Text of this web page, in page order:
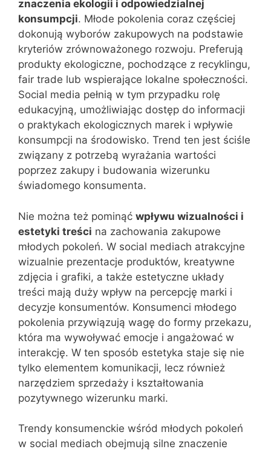
znaczenia ekologii i odpowiedzialnej
konsumpcji. Młode pokolenia coraz częściej
dokonują wyborów zakupowych na podstawie
kryteriów zrównoważonego rozwoju. Preferują
produkty ekologiczne, pochodzące z recyklingu,
fair trade lub wspierające lokalne społeczności.
Social media pełnią w tym przypadku rolę
edukacyjną, umożliwiając dostęp do informacji
o praktykach ekologicznych marek i wpływie
konsumpcji na środowisko. Trend ten jest ściśle
związany z potrzebą wyrażania wartości
poprzez zakupy i budowania wizerunku
świadomego konsumenta.
Nie można też pominąć wpływu wizualności i
estetyki treści na zachowania zakupowe
młodych pokoleń. W social mediach atrakcyjne
wizualnie prezentacje produktów, kreatywne
zdjęcia i grafiki, a także estetyczne układy
treści mają duży wpływ na percepcję marki i
decyzje konsumentów. Konsumenci młodego
pokolenia przywiązują wagę do formy przekazu,
która ma wywoływać emocje i angażować w
interakcję. W ten sposób estetyka staje się nie
tylko elementem komunikacji, lecz również
narzędziem sprzedaży i kształtowania
pozytywnego wizerunku marki.
Trendy konsumenckie wśród młodych pokoleń
w social mediach obejmują silne znaczenie